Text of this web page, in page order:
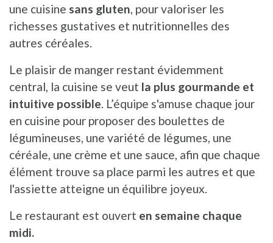
une cuisine sans gluten, pour valoriser les
richesses gustatives et nutritionnelles des
autres céréales.
Le plaisir de manger restant évidemment
central, la cuisine se veut la plus gourmande et
intuitive possible. L’équipe s'amuse chaque jour
en cuisine pour proposer des boulettes de
légumineuses, une variété de légumes, une
céréale, une crème et une sauce, afin que chaque
élément trouve sa place parmi les autres et que
l'assiette atteigne un équilibre joyeux.
Le restaurant est ouvert en semaine chaque
midi.